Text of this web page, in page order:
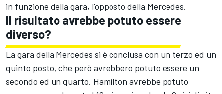
in funzione della gara, l'opposto della Mercedes.
Il risultato avrebbe potuto essere
diverso?
La gara della Mercedes si è conclusa con un terzo ed un
quinto posto, che però avrebbero potuto essere un
secondo ed un quarto. Hamilton avrebbe potuto